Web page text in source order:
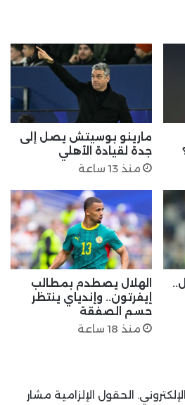
مارينو بوسيتش يصل إلى
جدة لقيادة الأهلي
منذ 13 ساعة
الهلال يصطدم بمطالب
إيفرتون.. وإندياي ينتظر
حسم الصفقة
منذ 18 ساعة
الحقول الإلزامية مشار